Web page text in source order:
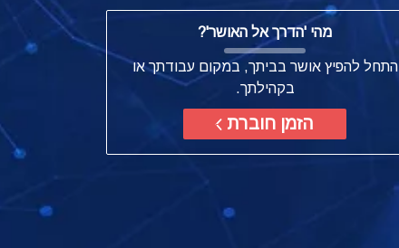
מהי 'הדרך אל האושר'?
התחל להפיץ אושר בביתך, במקום עבודתך או
בקהילתך.
הזמן חוברת